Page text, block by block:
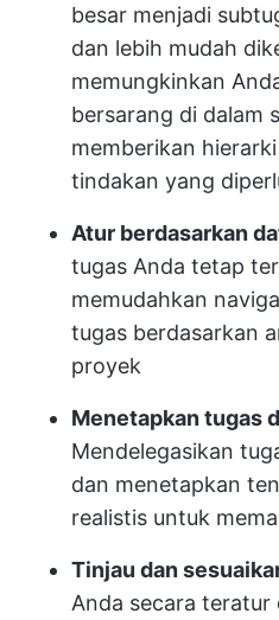
besar menjadi
dan lebih mudah
memungkinkan
bersarang di dalam
memberikan
tindakan yang
Atur berdasarkan
tugas Anda tetap
memudahkan
tugas berdasarkan
proyek
Menetapkan tugas
Mendelegasikan
dan menetapkan
realistis untuk
Tinjau dan
Anda secara teratur